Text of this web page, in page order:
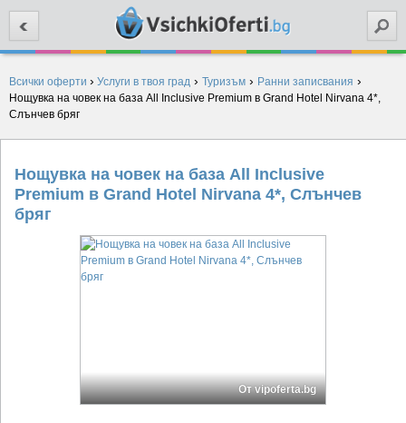
Всички оферти › Услуги в твоя град › Туризъм › Ранни записвания ›
Нощувка на човек на база All Inclusive Premium в Grand Hotel Nirvana 4*,
Слънчев бряг
Нощувка на човек на база All Inclusive
Premium в Grand Hotel Nirvana 4*, Слънчев
бряг
От vipoferta.bg